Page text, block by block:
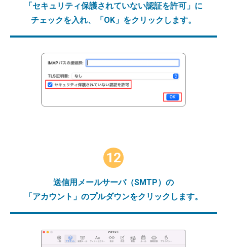
「セキュリティ保護されていない認証を許可」に
チェックを入れ、「OK」をクリックします。
12
送信用メールサーバ（SMTP）の
「アカウント」のプルダウンをクリックします。